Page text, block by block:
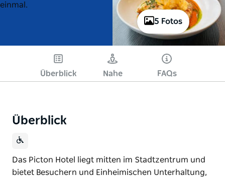
5 Fotos
einmal.
Überblick Nahe FAQs
Überblick
Das Picton Hotel liegt mitten im Stadtzentrum und
bietet Besuchern und Einheimischen Unterhaltung,